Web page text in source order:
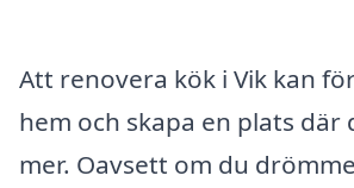
Att renovera kök i Vik kan
hem och skapa en plats där
mer. Oavsett om du